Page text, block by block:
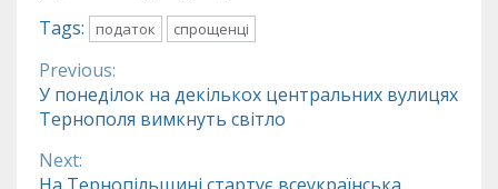
Tags:
податок спрощенці
Continue
Reading
Previous:
У понеділок на декількох центральних вулицях
Тернополя вимкнуть світло
Next: